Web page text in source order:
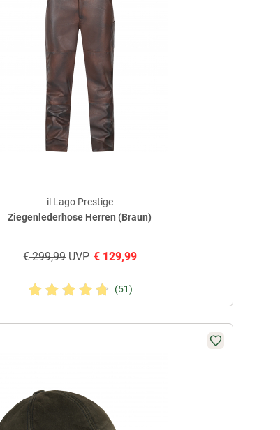
il Lago Prestige
Ziegenlederhose Herren (Braun)
€299,99UVP €129,99
(51)